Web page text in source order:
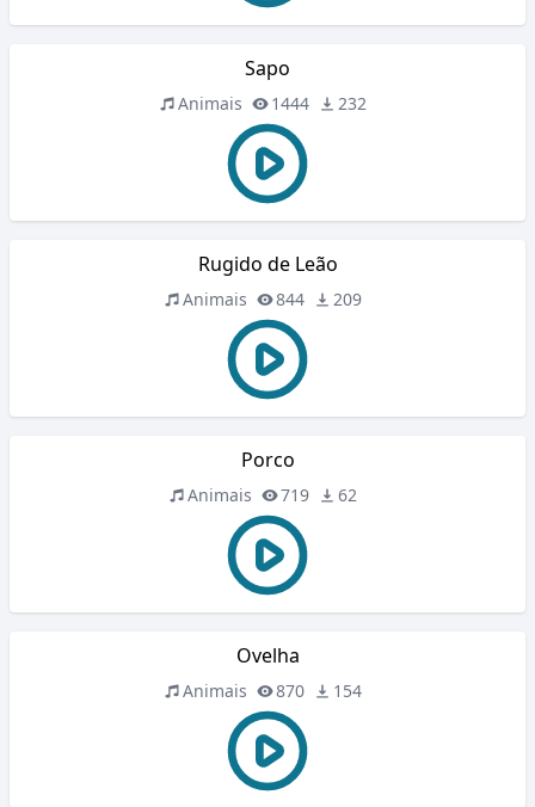
Sapo
Animais 1444 232
Rugido de Leão
Animais 844 209
Porco
Animais 719 62
Ovelha
Animais 870 154